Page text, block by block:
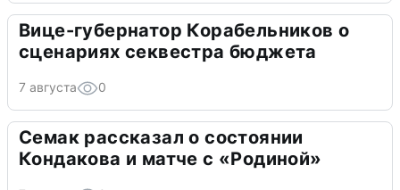
Вице-губернатор Корабельников о
сценариях секвестра бюджета
7 августа 0
Семак рассказал о состоянии
Кондакова и матче с «Родиной»